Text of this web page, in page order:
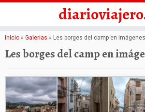
Saltar
al
Inicio » Galerias » Les borges del camp en imágenes
Les borges del camp en